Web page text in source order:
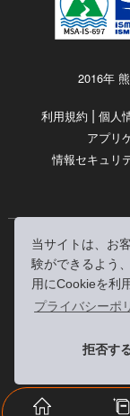
当サイトは、お
験ができるよう
用にCookieを利
プライバシーポ
拒否す
2016年
利用規約 | 個人
アプリ
情報セキュリ
（kikubon/